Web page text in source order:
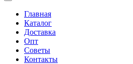
Главная
Каталог
Доставка
Опт
Советы
Контакты